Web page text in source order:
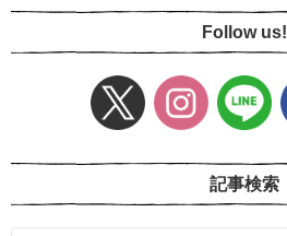
Follow us!
記事検索